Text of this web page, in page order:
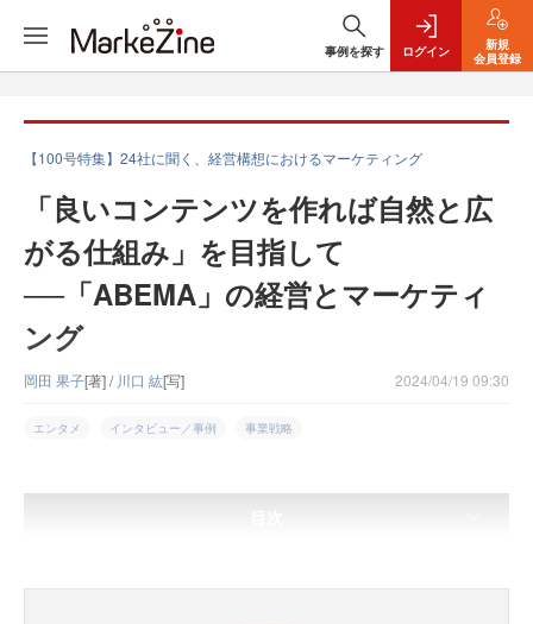
事例を探す ログイン
新規
会員登録
【100号特集】24社に聞く、経営構想におけるマーケティング
「良いコンテンツを作れば自然と広
がる仕組み」を目指して
──「ABEMA」の経営とマーケティ
ング
岡田 果子[著] / 川口 紘[写] 2024/04/19 09:30
エンタメ インタビュー／事例 事業戦略